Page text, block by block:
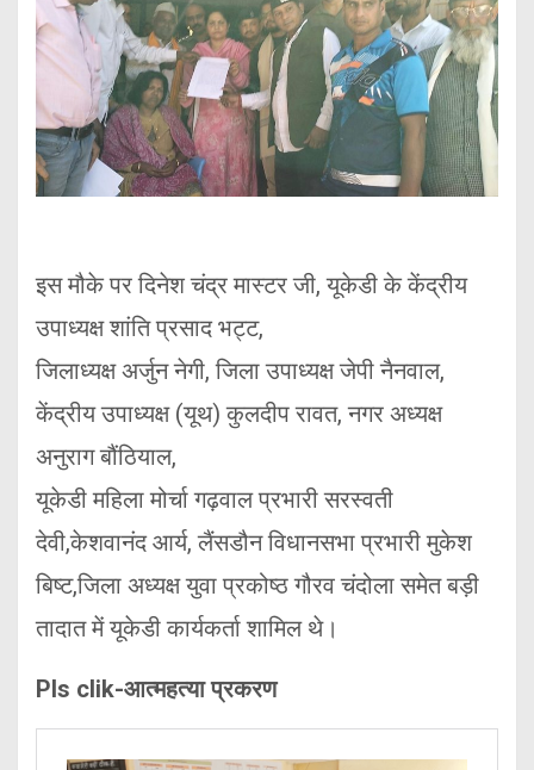
इस मौके पर दिनेश चंद्र मास्टर जी, यूकेडी के केंद्रीय
उपाध्यक्ष शांति प्रसाद भट्ट,
जिलाध्यक्ष अर्जुन नेगी, जिला उपाध्यक्ष जेपी नैनवाल,
केंद्रीय उपाध्यक्ष (यूथ) कुलदीप रावत, नगर अध्यक्ष
अनुराग बौंठियाल,
यूकेडी महिला मोर्चा गढ़वाल प्रभारी सरस्वती
देवी,केशवानंद आर्य, लैंसडौन विधानसभा प्रभारी मुकेश
बिष्ट,जिला अध्यक्ष युवा प्रकोष्ठ गौरव चंदोला समेत बड़ी
तादात में यूकेडी कार्यकर्ता शामिल थे।
Pls clik-आत्महत्या प्रकरण